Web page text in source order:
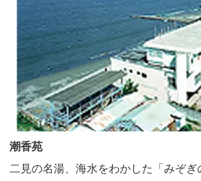
潮香苑
二見の名湯、海水をわかした「みぞ